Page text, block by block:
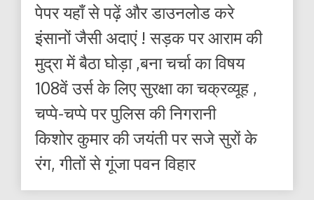
पेपर यहाँ से पढ़ें और डाउनलोड करे
इंसानों जैसी अदाएं ! सड़क पर आराम की
मुद्रा में बैठा घोड़ा ,बना चर्चा का विषय
108वें उर्स के लिए सुरक्षा का चक्रव्यूह ,
चप्पे-चप्पे पर पुलिस की निगरानी
किशोर कुमार की जयंती पर सजे सुरों के
रंग, गीतों से गूंजा पवन विहार